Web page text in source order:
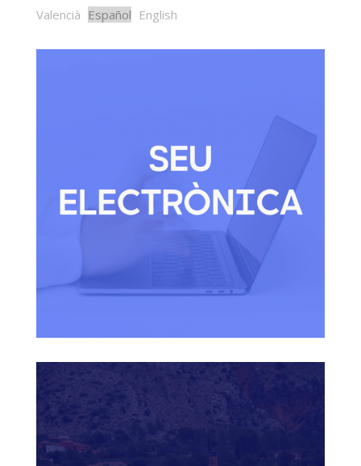
Valencià Español English